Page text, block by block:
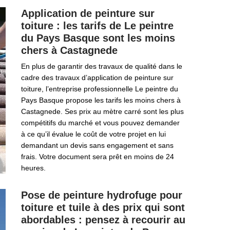
Application de peinture sur
toiture : les tarifs de Le peintre
du Pays Basque sont les moins
chers à Castagnede
En plus de garantir des travaux de qualité dans le
cadre des travaux d’application de peinture sur
toiture, l’entreprise professionnelle Le peintre du
Pays Basque propose les tarifs les moins chers à
Castagnede. Ses prix au mètre carré sont les plus
compétitifs du marché et vous pouvez demander
à ce qu’il évalue le coût de votre projet en lui
demandant un devis sans engagement et sans
frais. Votre document sera prêt en moins de 24
heures.
Pose de peinture hydrofuge pour
toiture et tuile à des prix qui sont
abordables : pensez à recourir au